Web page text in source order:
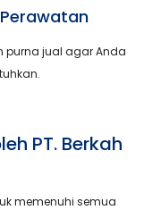
purna jual agar Anda
PT. Berkah
memenuhi semua